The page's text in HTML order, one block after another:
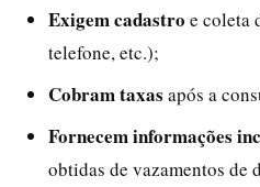
Exigem cadastro e coleta
telefone, etc.);
Cobram taxas após a
Fornecem informações
obtidas de vazamentos de